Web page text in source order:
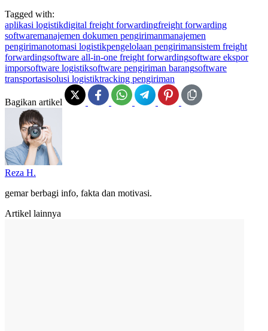
Tagged with:
aplikasi logistikdigital freight forwardingfreight forwarding
softwaremanajemen dokumen pengirimanmanajemen
pengirimanotomasi logistikpengelolaan pengirimansistem freight
forwardingsoftware all-in-one freight forwardingsoftware ekspor
imporsoftware logistiksoftware pengiriman barangsoftware
transportasisolusi logistiktracking pengiriman
Bagikan artikel
Reza H.
gemar berbagi info, fakta dan motivasi.
Artikel lainnya